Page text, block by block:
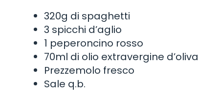
320g di spaghetti
3 spicchi d’aglio
1 peperoncino rosso
70ml di olio extravergine d’oliva
Prezzemolo fresco
Sale q.b.